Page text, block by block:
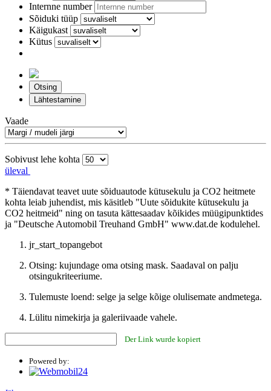
Internne number
Sõiduki tüüp
Käigukast
Kütus
Otsing
Lähtestamine
Vaade
Sobivust lehe kohta
üleval
* Täiendavat teavet uute sõiduautode kütusekulu ja CO2 heitmete
kohta leiab juhendist, mis käsitleb "Uute sõidukite kütusekulu ja
CO2 heitmeid" ning on tasuta kättesaadav kõikides müügipunktides
ja "Deutsche Automobil Treuhand GmbH" www.dat.de kodulehel.
jr_start_topangebot
Otsing: kujundage oma otsing mask. Saadaval on palju
otsingukriteeriume.
Tulemuste loend: selge ja selge kõige olulisemate andmetega.
Lülitu nimekirja ja galeriivaade vahele.
Der Link wurde kopiert
Powered by: